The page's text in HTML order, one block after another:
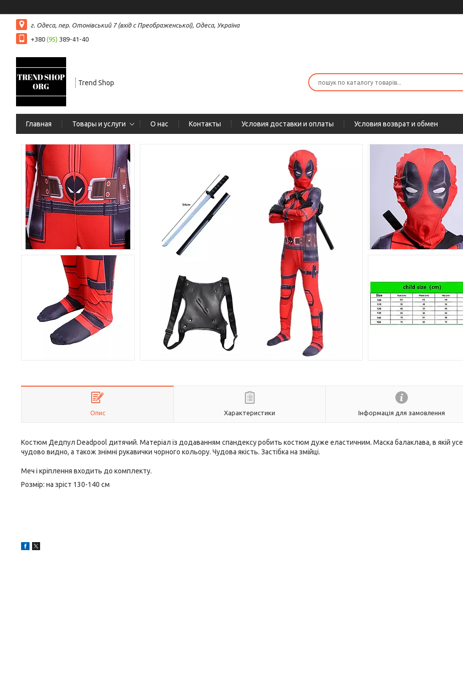
г. Одеса, пер. Отонівський 7 (вхід с Преображенської), Одеса, Україна
+380 (95) 389-41-40
Trend Shop
Главная Товары и услуги О нас Контакты Условия доставки и оплаты Условия возврат и обмен
Опис Характеристики Інформація для замовлення
Костюм Дедпул Deadpool дитячий. Матеріал із додаванням спандексу робить костюм дуже еластичним. Маска балаклава, в якій усе
чудово видно, а також знімні рукавички чорного кольору. Чудова якість. Застібка на змійці.
Меч і кріплення входить до комплекту.
Розмір: на зріст 130-140 см